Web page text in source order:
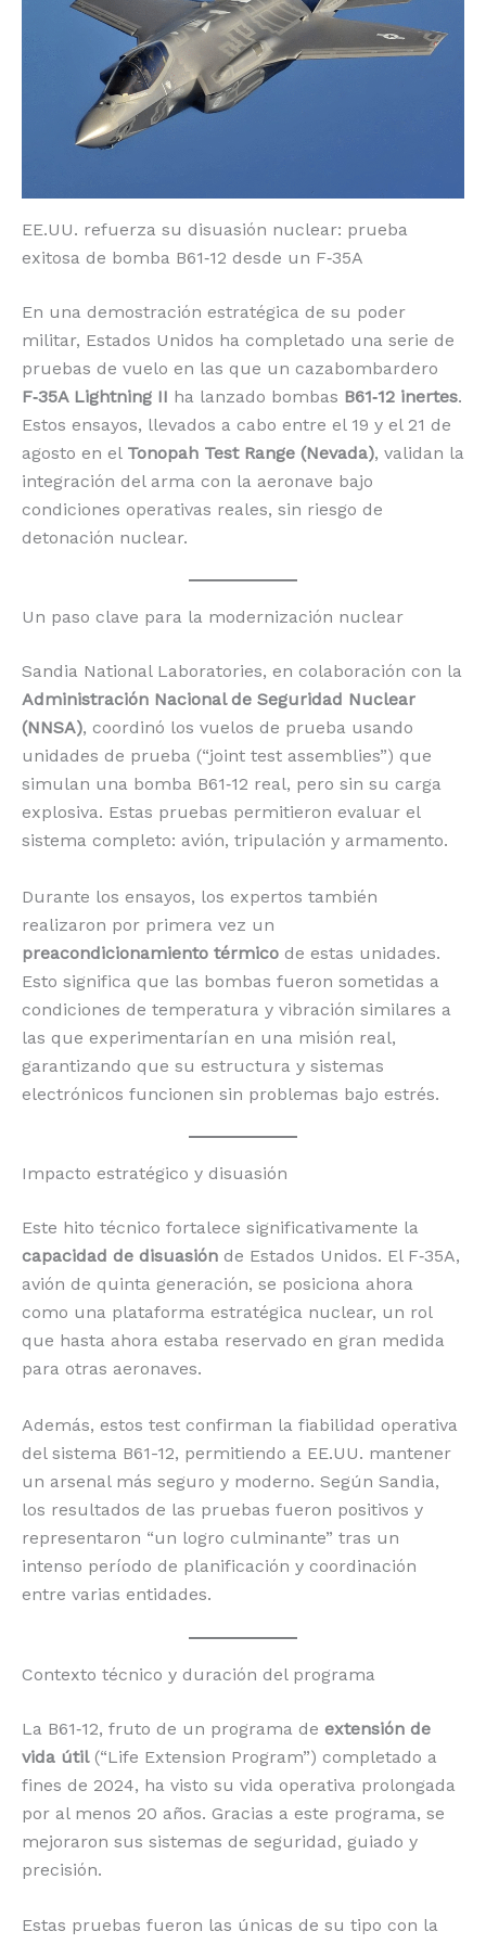
p
k r
EE.UU. refuerza su disuasión nuclear: prueba
exitosa de bomba B61‑12 desde un F‑35A
En una demostración estratégica de su poder
militar, Estados Unidos ha completado una serie de
pruebas de vuelo en las que un cazabombardero
F‑35A Lightning II ha lanzado bombas B61‑12 inertes.
Estos ensayos, llevados a cabo entre el 19 y el 21 de
agosto en el Tonopah Test Range (Nevada), validan la
integración del arma con la aeronave bajo
condiciones operativas reales, sin riesgo de
detonación nuclear.
Un paso clave para la modernización nuclear
Sandia National Laboratories, en colaboración con la
Administración Nacional de Seguridad Nuclear
(NNSA), coordinó los vuelos de prueba usando
unidades de prueba (“joint test assemblies”) que
simulan una bomba B61‑12 real, pero sin su carga
explosiva. Estas pruebas permitieron evaluar el
sistema completo: avión, tripulación y armamento.
Durante los ensayos, los expertos también
realizaron por primera vez un
preacondicionamiento térmico de estas unidades.
Esto significa que las bombas fueron sometidas a
condiciones de temperatura y vibración similares a
las que experimentarían en una misión real,
garantizando que su estructura y sistemas
electrónicos funcionen sin problemas bajo estrés.
Impacto estratégico y disuasión
Este hito técnico fortalece significativamente la
capacidad de disuasión de Estados Unidos. El F‑35A,
avión de quinta generación, se posiciona ahora
como una plataforma estratégica nuclear, un rol
que hasta ahora estaba reservado en gran medida
para otras aeronaves.
Además, estos test confirman la fiabilidad operativa
del sistema B61-12, permitiendo a EE.UU. mantener
un arsenal más seguro y moderno. Según Sandia,
los resultados de las pruebas fueron positivos y
representaron “un logro culminante” tras un
intenso período de planificación y coordinación
entre varias entidades.
Contexto técnico y duración del programa
La B61‑12, fruto de un programa de extensión de
vida útil(“Life Extension Program”) completado a
fines de 2024, ha visto su vida operativa prolongada
por al menos 20 años. Gracias a este programa, se
mejoraron sus sistemas de seguridad, guiado y
precisión.
Estas pruebas fueron las únicas de su tipo con la